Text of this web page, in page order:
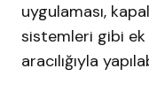
uygulaması,
sistemleri gibi
aracılığıyla